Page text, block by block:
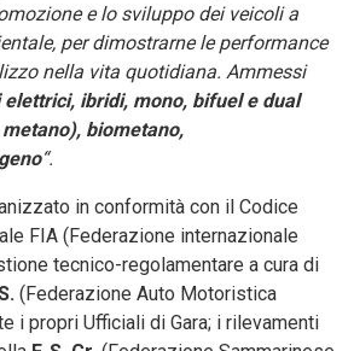
e lo sviluppo dei veicoli a
per dimostrarne le performance
nella vita quotidiana. Ammessi
elettrici, ibridi, mono, bifuel e dual
biometano,
“.
in conformità con il Codice
FIA (Federazione internazionale
tecnico-regolamentare a cura di
(Federazione Auto Motoristica
i propri Ufficiali di Gara; i rilevamenti